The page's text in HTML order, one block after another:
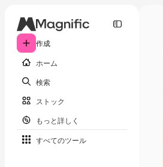
作成
ホーム
検索
ストック
もっと詳しく
すべてのツール